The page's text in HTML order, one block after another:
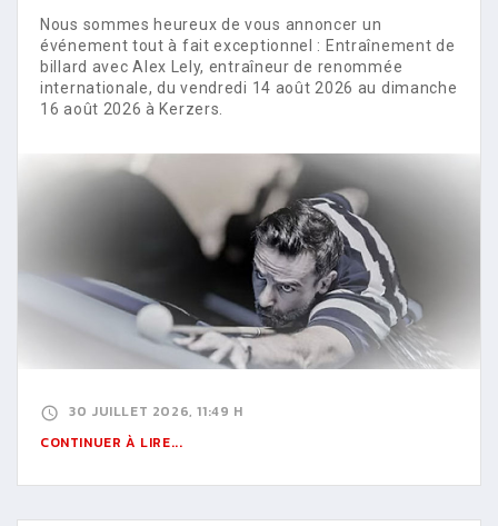
Nous sommes heureux de vous annoncer un
événement tout à fait exceptionnel : Entraînement de
billard avec Alex Lely, entraîneur de renommée
internationale, du vendredi 14 août 2026 au dimanche
16 août 2026 à Kerzers.
30 JUILLET 2026, 11:49 H
CONTINUER À LIRE...